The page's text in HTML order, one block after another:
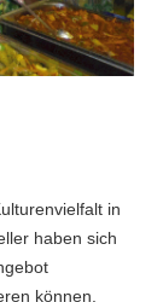
in
haben sich
können.